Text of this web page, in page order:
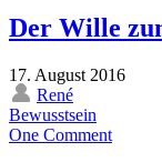
Der Wille
17. August 2016
René
Bewusstsein
One Comment